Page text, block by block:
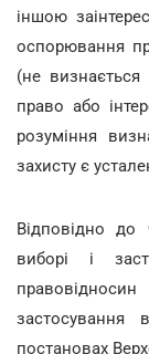
іншою
оспорювання
(не
право або
розуміння
захисту є
Відповідно до
виборі і
застосування
постановах